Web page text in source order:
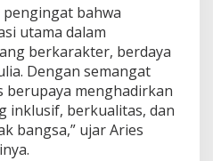
bahwa
utama dalam
berkarakter, berdaya
Dengan semangat
berupaya menghadirkan
inklusif, berkualitas, dan
bangsa,” ujar Aries